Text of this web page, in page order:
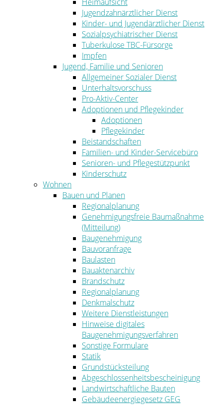
Jugendzahnärztlicher Dienst
Kinder- und Jugendärztlicher Dienst
Sozialpsychiatrischer Dienst
Tuberkulose TBC-Fürsorge
Impfen
Jugend, Familie und Senioren
Allgemeiner Sozialer Dienst
Unterhaltsvorschuss
Pro-Aktiv-Center
Adoptionen und Pflegekinder
Adoptionen
Pflegekinder
Beistandschaften
Familien- und Kinder-Servicebüro
Senioren- und Pflegestützpunkt
Kinderschutz
Wohnen
Bauen und Planen
Regionalplanung
Genehmigungsfreie Baumaßnahme
(Mitteilung)
Baugenehmigung
Bauvoranfrage
Baulasten
Bauaktenarchiv
Brandschutz
Regionalplanung
Denkmalschutz
Weitere Dienstleistungen
Hinweise digitales
Baugenehmigungsverfahren
Sonstige Formulare
Statik
Grundstücksteilung
Abgeschlossenheitsbescheinigung
Landwirtschaftliche Bauten
Gebäudeenergiegesetz GEG